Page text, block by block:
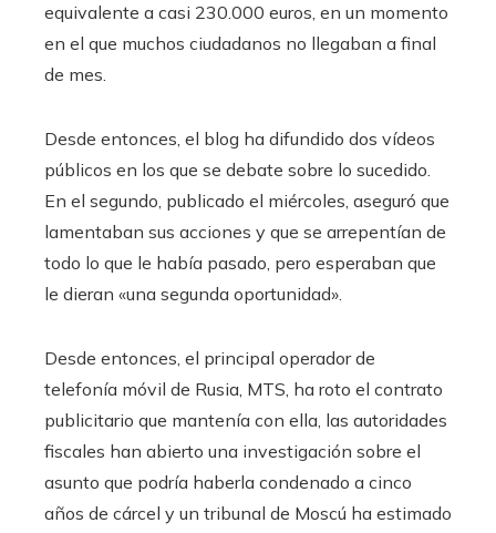
equivalente a casi 230.000 euros, en un momento
en el que muchos ciudadanos no llegaban a final
de mes.
Desde entonces, el blog ha difundido dos vídeos
públicos en los que se debate sobre lo sucedido.
En el segundo, publicado el miércoles, aseguró que
lamentaban sus acciones y que se arrepentían de
todo lo que le había pasado, pero esperaban que
le dieran «una segunda oportunidad».
Desde entonces, el principal operador de
telefonía móvil de Rusia, MTS, ha roto el contrato
publicitario que mantenía con ella, las autoridades
fiscales han abierto una investigación sobre el
asunto que podría haberla condenado a cinco
años de cárcel y un tribunal de Moscú ha estimado